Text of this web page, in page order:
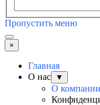
Пропустить меню
×
Главная
О нас
▼
О